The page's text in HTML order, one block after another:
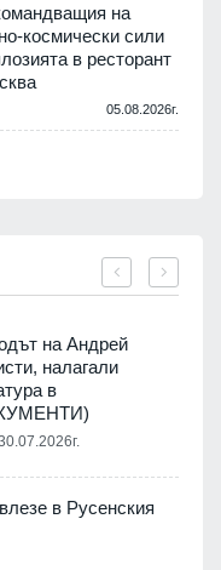
на
космически сили
в ресторант
05.08.2026г.
на Андрей
налагали
в
в Русенския